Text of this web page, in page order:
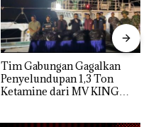
Tim Gabungan Gagalkan
Penyelundupan 1,3 Ton
Ketamine dari MV KING